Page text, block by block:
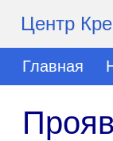
Центр
Главная